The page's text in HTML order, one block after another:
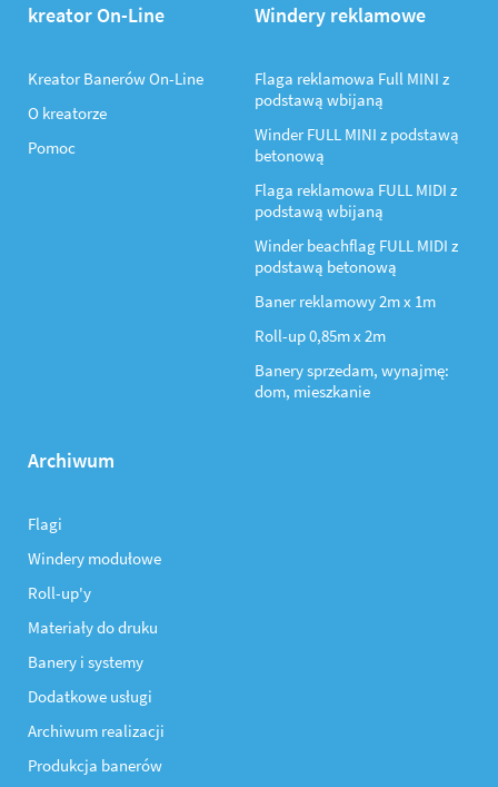
kreator On-Line
Kreator Banerów On-Line
O kreatorze
Pomoc
Windery reklamowe
Flaga reklamowa Full MINI z
podstawą wbijaną
Winder FULL MINI z podstawą
betonową
Flaga reklamowa FULL MIDI z
podstawą wbijaną
Winder beachflag FULL MIDI z
podstawą betonową
Baner reklamowy 2m x 1m
Roll-up 0,85m x 2m
Banery sprzedam, wynajmę:
dom, mieszkanie
Archiwum
Flagi
Windery modułowe
Roll-up'y
Materiały do druku
Banery i systemy
Dodatkowe usługi
Archiwum realizacji
Produkcja banerów